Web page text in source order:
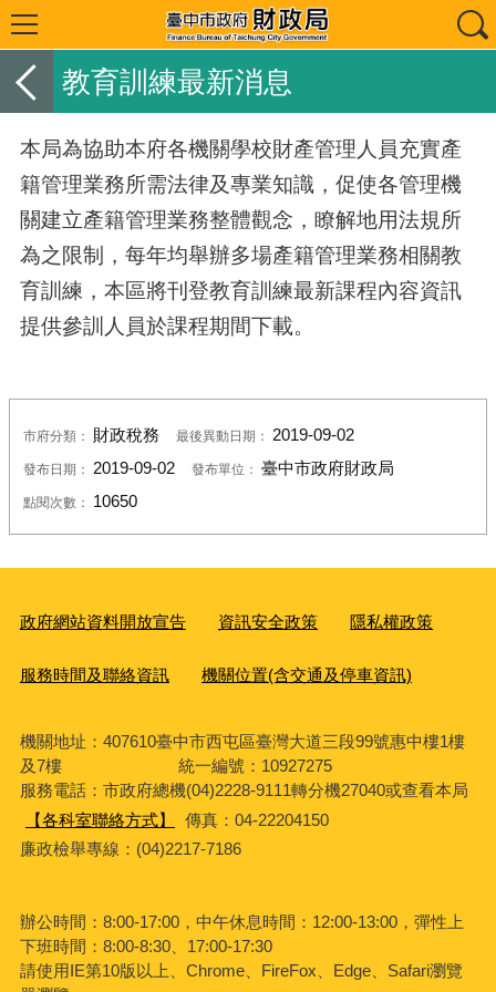
教育訓練最新消息
本局為協助本府各機關學校財產管理人員充實產
籍管理業務所需法律及專業知識，促使各管理機
關建立產籍管理業務整體觀念，瞭解地用法規所
為之限制，每年均舉辦多場產籍管理業務相關教
育訓練，本區將刊登教育訓練最新課程內容資訊
提供參訓人員於課程期間下載。
市府分類： 財政稅務 最後異動日期： 2019-09-02
發布日期： 2019-09-02 發布單位： 臺中市政府財政局
點閱次數： 10650
政府網站資料開放宣告 資訊安全政策 隱私權政策
服務時間及聯絡資訊 機關位置(含交通及停車資訊)
機關地址：407610臺中市西屯區臺灣大道三段99號惠中樓1樓
及7樓 統一編號：10927275
服務電話：市政府總機(04)2228-9111轉分機27040或查看本局
【各科室聯絡方式】
傳真：04-22204150
廉政檢舉專線：(04)2217-7186
辦公時間：8:00-17:00，中午休息時間：12:00-13:00，彈性上
下班時間：8:00-8:30、17:00-17:30
請使用IE第10版以上、Chrome、FireFox、Edge、Safari瀏覽